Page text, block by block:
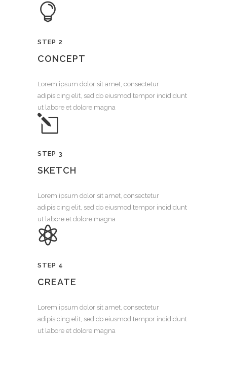
STEP 2
CONCEPT
Lorem ipsum dolor sit amet, consectetur
adipisicing elit, sed do eiusmod tempor incididunt
ut labore et dolore magna
STEP 3
SKETCH
Lorem ipsum dolor sit amet, consectetur
adipisicing elit, sed do eiusmod tempor incididunt
ut labore et dolore magna
STEP 4
CREATE
Lorem ipsum dolor sit amet, consectetur
adipisicing elit, sed do eiusmod tempor incididunt
ut labore et dolore magna